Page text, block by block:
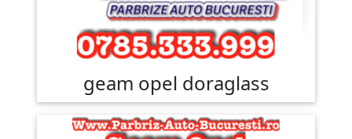
geam opel doraglass